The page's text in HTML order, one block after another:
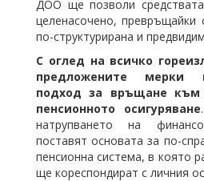
ДОО ще позволи
целенасочено, превръщайки
по-структурирана и
С оглед на всичко
предложените мерки
подход за връщане към
пенсионното осигуряване
натрупването на
поставят основата за по-
пенсионна система, в която
ще кореспондират с личния